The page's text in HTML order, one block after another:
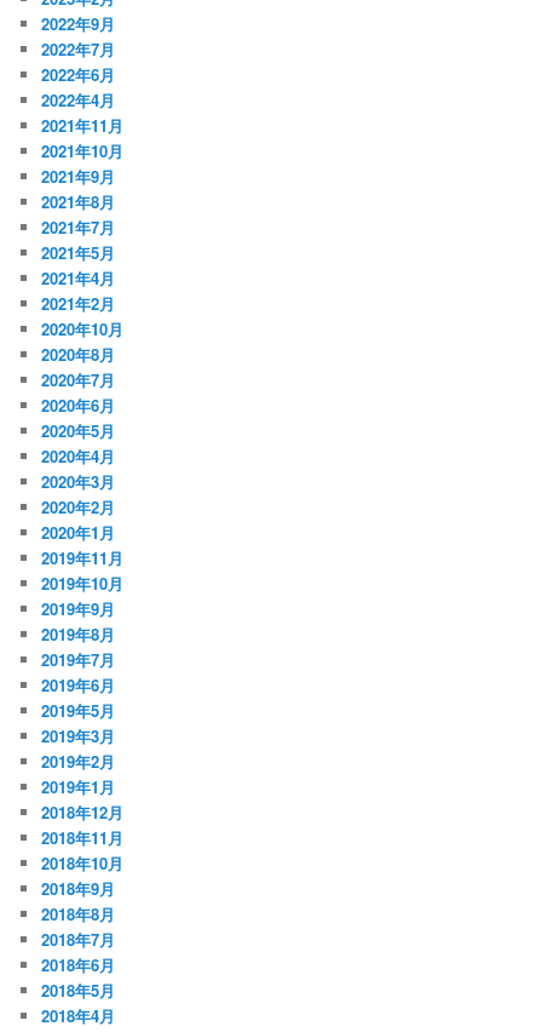
2022年9月
2022年7月
2022年6月
2022年4月
2021年11月
2021年10月
2021年9月
2021年8月
2021年7月
2021年5月
2021年4月
2021年2月
2020年10月
2020年8月
2020年7月
2020年6月
2020年5月
2020年4月
2020年3月
2020年2月
2020年1月
2019年11月
2019年10月
2019年9月
2019年8月
2019年7月
2019年6月
2019年5月
2019年3月
2019年2月
2019年1月
2018年12月
2018年11月
2018年10月
2018年9月
2018年8月
2018年7月
2018年6月
2018年5月
2018年4月